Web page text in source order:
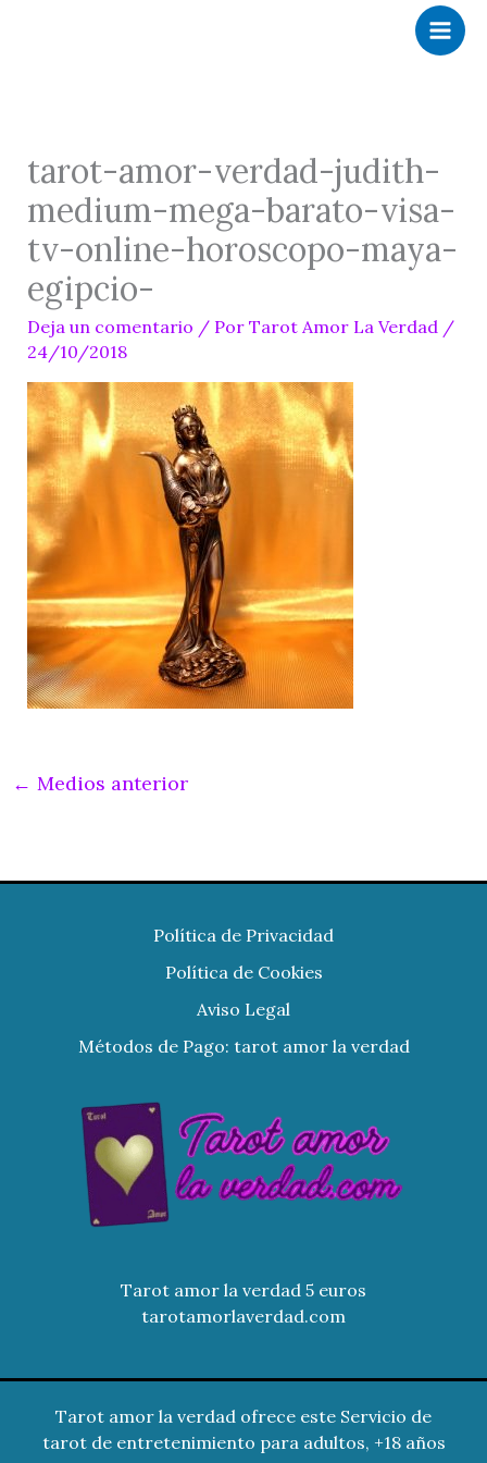
tarot-amor-verdad-judith-
medium-mega-barato-visa-
tv-online-horoscopo-maya-
egipcio-
Deja un comentario / Por Tarot Amor La Verdad /
24/10/2018
← Medios anterior
Política de Privacidad
Política de Cookies
Aviso Legal
Métodos de Pago: tarot amor la verdad
Tarot amor la verdad 5 euros
tarotamorlaverdad.com
Tarot amor la verdad ofrece este Servicio de
tarot de entretenimiento para adultos, +18 años